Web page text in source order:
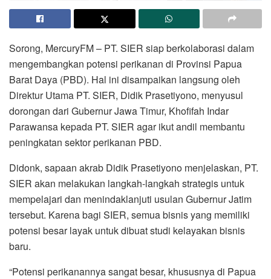
Sorong, MercuryFM – PT. SIER siap berkolaborasi dalam
mengembangkan potensi perikanan di Provinsi Papua
Barat Daya (PBD). Hal ini disampaikan langsung oleh
Direktur Utama PT. SIER, Didik Prasetiyono, menyusul
dorongan dari Gubernur Jawa Timur, Khofifah Indar
Parawansa kepada PT. SIER agar ikut andil membantu
peningkatan sektor perikanan PBD.
Didonk, sapaan akrab Didik Prasetiyono menjelaskan, PT.
SIER akan melakukan langkah-langkah strategis untuk
mempelajari dan menindaklanjuti usulan Gubernur Jatim
tersebut. Karena bagi SIER, semua bisnis yang memiliki
potensi besar layak untuk dibuat studi kelayakan bisnis
baru.
“Potensi perikanannya sangat besar, khususnya di Papua